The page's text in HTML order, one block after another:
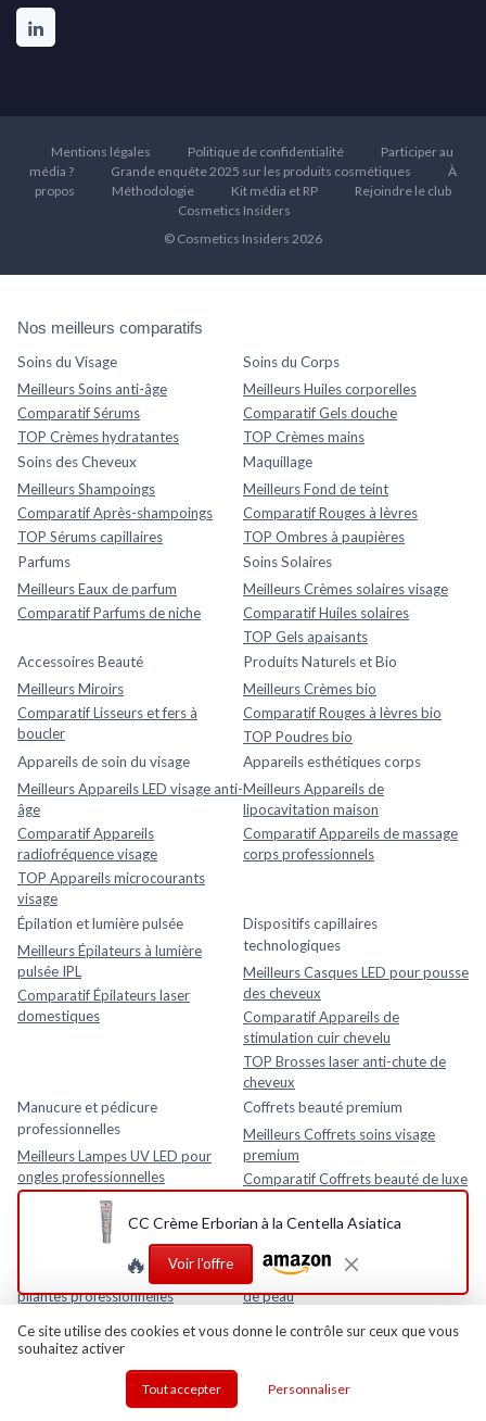
CC Crème Erborian à la Centella Asiatica
🔥 Voir l'offre
Mentions légales Politique de confidentialité
Participer au
média ?
Grande enquête 2025 sur les produits cosmétiques
À
propos
Méthodologie Kit média et RP
Rejoindre le club
Cosmetics Insiders
© Cosmetics Insiders 2026
Nos meilleurs comparatifs
Soins du Visage
Meilleurs Soins anti-âge
Comparatif Sérums
TOP Crèmes hydratantes
Soins du Corps
Meilleurs Huiles corporelles
Comparatif Gels douche
TOP Crèmes mains
Soins des Cheveux
Meilleurs Shampoings
Comparatif Après-shampoings
TOP Sérums capillaires
Maquillage
Meilleurs Fond de teint
Comparatif Rouges à lèvres
TOP Ombres à paupières
Parfums
Meilleurs Eaux de parfum
Comparatif Parfums de niche
Soins Solaires
Meilleurs Crèmes solaires visage
Comparatif Huiles solaires
TOP Gels apaisants
Accessoires Beauté
Meilleurs Miroirs
Comparatif Lisseurs et fers à
boucler
Produits Naturels et Bio
Meilleurs Crèmes bio
Comparatif Rouges à lèvres bio
TOP Poudres bio
Appareils de soin du visage
Meilleurs Appareils LED visage anti-
âge
Comparatif Appareils
radiofréquence visage
TOP Appareils microcourants
visage
Appareils esthétiques corps
Meilleurs Appareils de
lipocavitation maison
Comparatif Appareils de massage
corps professionnels
Épilation et lumière pulsée
Meilleurs Épilateurs à lumière
pulsée IPL
Comparatif Épilateurs laser
domestiques
Dispositifs capillaires
technologiques
Meilleurs Casques LED pour pousse
des cheveux
Comparatif Appareils de
stimulation cuir chevelu
TOP Brosses laser anti-chute de
cheveux
Manucure et pédicure
professionnelles
Meilleurs Lampes UV LED pour
ongles professionnelles
Comparatif Ponceuses à ongles
électriques professionnelles
Coffrets beauté premium
Meilleurs Coffrets soins visage
premium
Comparatif Coffrets beauté de luxe
professionnels
Accessoires beauté professionnels
Meilleurs Tables de massage
pliantes professionnelles
avec lampe LED
Beauté connectée et intelligente
Meilleurs Miroirs connectés analyse
de peau
électroniques
avec application mobile
Rasage et soins homme
Ce site utilise des cookies et vous donne le contrôle sur ceux que vous
souhaitez activer
Tout accepter Personnaliser